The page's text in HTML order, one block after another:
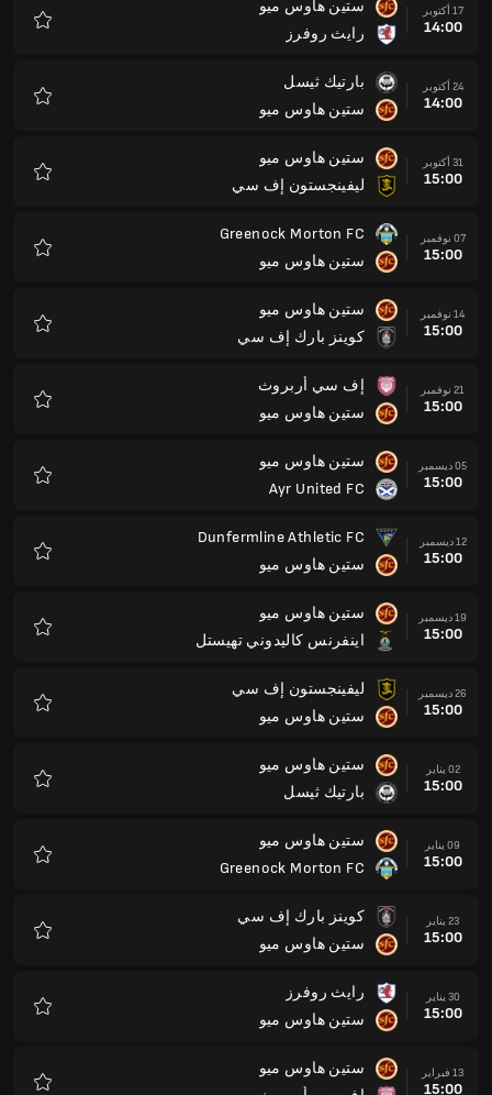
17 أكتوبر
14:00
ستين هاوس ميو
رايث روفرز
24 أكتوبر
14:00
بارتيك ثيسل
ستين هاوس ميو
31 أكتوبر
15:00
ستين هاوس ميو
ليفينجستون إف سي
07 نوفمبر
15:00
Greenock Morton FC
ستين هاوس ميو
14 نوفمبر
15:00
ستين هاوس ميو
كوينز بارك إف سي
21 نوفمبر
15:00
إف سي أربروث
ستين هاوس ميو
05 ديسمبر
15:00
ستين هاوس ميو
Ayr United FC
12 ديسمبر
15:00
Dunfermline Athletic FC
ستين هاوس ميو
19 ديسمبر
15:00
ستين هاوس ميو
اينفرنس كاليدوني تهيستل
26 ديسمبر
15:00
ليفينجستون إف سي
ستين هاوس ميو
02 يناير
15:00
ستين هاوس ميو
بارتيك ثيسل
09 يناير
15:00
ستين هاوس ميو
Greenock Morton FC
23 يناير
15:00
كوينز بارك إف سي
ستين هاوس ميو
30 يناير
15:00
رايث روفرز
ستين هاوس ميو
13 فبراير
15:00
ستين هاوس ميو